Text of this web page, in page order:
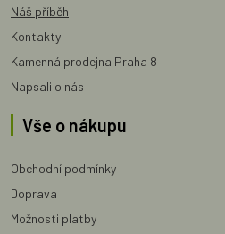
Náš příběh
Kontakty
Kamenná prodejna Praha 8
Napsali o nás
Vše o nákupu
Obchodní podmínky
Doprava
Možnosti platby